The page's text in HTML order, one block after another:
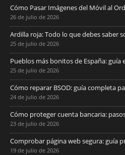
Cómo Pasar Imágenes del Móvil al
26 de julio de 2026
Ardilla roja: Todo lo que debes saber
25 de julio de 2026
Pueblos más bonitos de España:
25 de julio de 2026
Cómo reparar BSOD: guía completa
24 de julio de 2026
Cómo proteger cuenta bancaria:
23 de julio de 2026
Comprobar página web segura: guía
19 de julio de 2026